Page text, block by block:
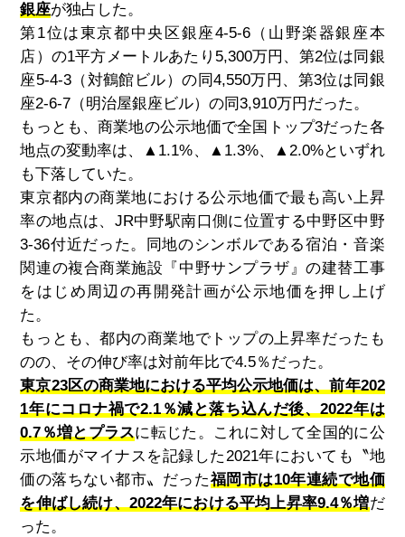
銀座が独占した。
第1位は東京都中央区銀座4-5-6（山野楽器銀座本
店）の1平方メートルあたり5,300万円、第2位は同銀
座5-4-3（対鶴館ビル）の同4,550万円、第3位は同銀
座2-6-7（明治屋銀座ビル）の同3,910万円だった。
もっとも、商業地の公示地価で全国トップ3だった各
地点の変動率は、▲1.1%、▲1.3%、▲2.0%といずれ
も下落していた。
東京都内の商業地における公示地価で最も高い上昇
率の地点は、JR中野駅南口側に位置する中野区中野
3-36付近だった。同地のシンボルである宿泊・音楽
関連の複合商業施設『中野サンプラザ』の建替工事
をはじめ周辺の再開発計画が公示地価を押し上げ
た。
もっとも、都内の商業地でトップの上昇率だったも
のの、その伸び率は対前年比で4.5％だった。
東京23区の商業地における平均公示地価は、前年202
1年にコロナ禍で2.1％減と落ち込んだ後、2022年は
0.7％増とプラスに転じた。これに対して全国的に公
示地価がマイナスを記録した2021年においても〝地
価の落ちない都市〟だった福岡市は10年連続で地価
を伸ばし続け、2022年における平均上昇率9.4％増だ
った。